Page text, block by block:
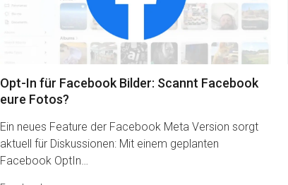
Opt-In für Facebook Bilder: Scannt Facebook
eure Fotos?
Ein neues Feature der Facebook Meta Version sorgt
aktuell für Diskussionen: Mit einem geplanten
Facebook OptIn…